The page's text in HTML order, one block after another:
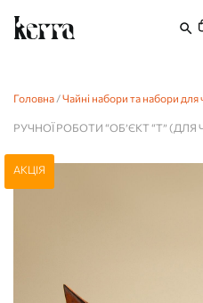
Головна /Чайні набори та набори для
РУЧНОЇ РОБОТИ “ОБ’ЄКТ “Т” (ДЛЯ
АКЦІЯ